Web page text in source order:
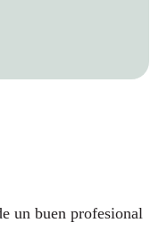
un buen profesional